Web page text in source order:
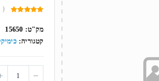
out
of
5
(
מק"ט: 15650
קטגוריה: